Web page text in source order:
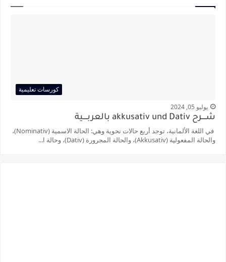
كورسات تعليمية
يوليو 05, 2024
شــــرح akkusativ und Dativ بالعربــــية
في اللغة الألمانية، توجد أربع حالات نحوية وهي: الحالة الاسمية (Nominativ)،
والحالة المفعولية (Akkusativ)، والحالة المجرورة (Dativ)، وحالة ا...